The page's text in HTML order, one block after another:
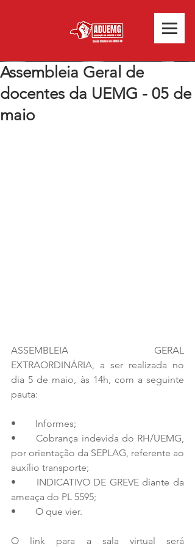
Assembleia Geral de
docentes da UEMG - 05 de
maio
ASSEMBLEIA GERAL
EXTRAORDINÁRIA, a ser realizada no
dia 5 de maio, às 14h, com a seguinte
pauta:
•	Informes;
•	Cobrança indevida do RH/UEMG,
por orientação da SEPLAG, referente ao
auxílio transporte;
•	INDICATIVO DE GREVE diante da
ameaça do PL 5595;
•	O que vier.
O link para a sala virtual será